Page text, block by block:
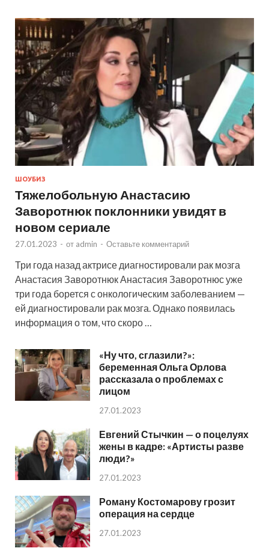
ШОУБИЗ
Тяжелобольную Анастасию
Заворотнюк поклонники увидят в
новом сериале
27.01.2023 - от admin - Оставьте комментарий
Три года назад актрисе диагностировали рак мозга
Анастасия Заворотнюк Анастасия Заворотнюс уже
три года борется с онкологическим заболеванием —
ей диагностировали рак мозга. Однако появилась
информация о том, что скоро …
«Ну что, сглазили?»:
беременная Ольга Орлова
рассказала о проблемах с
лицом
27.01.2023
Евгений Стычкин — о поцелуях
жены в кадре: «Артисты разве
люди?»
27.01.2023
Роману Костомарову грозит
операция на сердце
27.01.2023